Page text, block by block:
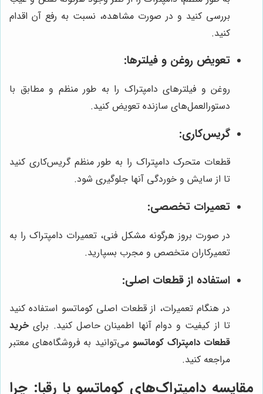
بررسی کنید و در صورت مشاهده، نسبت به رفع آن اقدام
کنید.
تعویض روغن و فیلترها:
روغن و فیلترهای دامپتراک را به طور منظم و مطابق با
دستورالعمل‌های سازنده تعویض کنید.
گریس‌کاری:
قطعات متحرک دامپتراک را به طور منظم گریس‌کاری کنید
تا از سایش و خوردگی آنها جلوگیری شود.
تعمیرات تخصصی:
در صورت بروز هرگونه مشکل فنی، تعمیرات دامپتراک را به
تعمیرکاران متخصص و مجرب بسپارید.
استفاده از قطعات اصلی:
در هنگام تعمیرات، از قطعات اصلی کوماتسو استفاده کنید
تا از کیفیت و دوام آنها اطمینان حاصل کنید. برای خرید
قطعات دامپتراک کوماتسو می‌توانید به فروشگاه‌های معتبر
مراجعه کنید.
مقایسه دامپتراک‌های کوماتسو با رقبا: چرا